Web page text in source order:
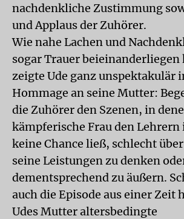
nachdenkliche Zustimmung
und Applaus der Zuhörer.
Wie nahe Lachen und
sogar Trauer beieinanderliegen
zeigte Ude ganz unspektakulär
Hommage an seine Mutter:
die Zuhörer den Szenen, in
kämpferische Frau den Lehrern
keine Chance ließ, schlecht
seine Leistungen zu denken
dementsprechend zu äußern.
auch die Episode aus einer Zeit
Udes Mutter altersbedingte